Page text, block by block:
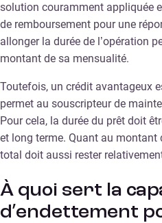
solution couramment appliquée
de remboursement pour une
allonger la durée de l’opération
montant de sa mensualité.
Toutefois, un crédit avantageux
permet au souscripteur de
Pour cela, la durée du prêt doit
et long terme. Quant au montant
total doit aussi rester
À quoi sert la
d’endettement